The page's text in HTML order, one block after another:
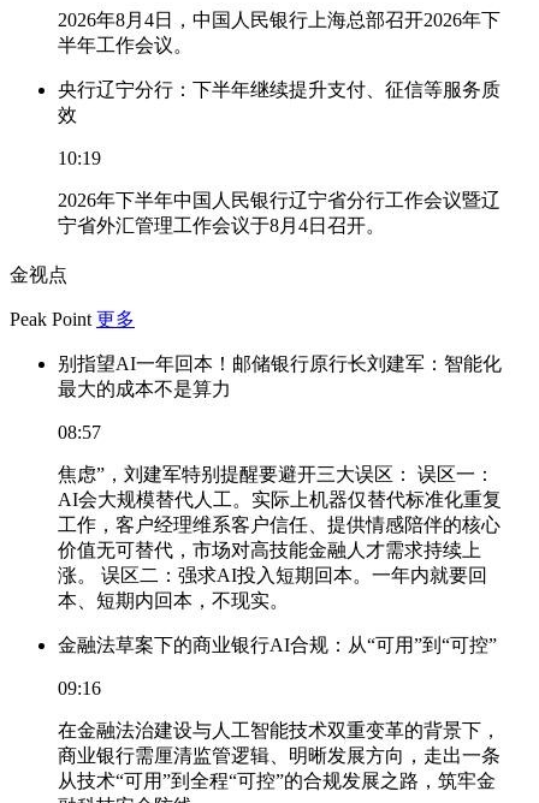
2026年8月4日，中国人民银行上海总部召开2026年下
半年工作会议。
央行辽宁分行：下半年继续提升支付、征信等服务质
效
10:19
2026年下半年中国人民银行辽宁省分行工作会议暨辽
宁省外汇管理工作会议于8月4日召开。
金视点
Peak Point 更多
别指望AI一年回本！邮储银行原行长刘建军：智能化
最大的成本不是算力
08:57
焦虑”，刘建军特别提醒要避开三大误区： 误区一：
AI会大规模替代人工。实际上机器仅替代标准化重复
工作，客户经理维系客户信任、提供情感陪伴的核心
价值无可替代，市场对高技能金融人才需求持续上
涨。 误区二：强求AI投入短期回本。一年内就要回
本、短期内回本，不现实。
金融法草案下的商业银行AI合规：从“可用”到“可控”
09:16
在金融法治建设与人工智能技术双重变革的背景下，
商业银行需厘清监管逻辑、明晰发展方向，走出一条
从技术“可用”到全程“可控”的合规发展之路，筑牢金